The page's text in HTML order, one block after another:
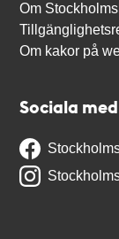
Om
Om kakor på
Sociala